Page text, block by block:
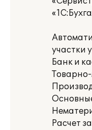
участки
Банк и
Расчет